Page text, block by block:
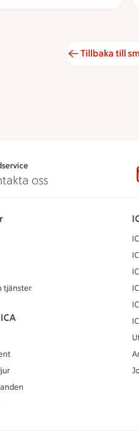
Tillbaka till
oss
tjänster